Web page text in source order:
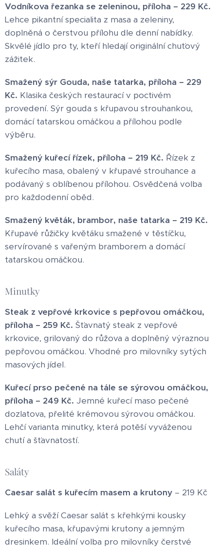
Vodníkova řezanka se zeleninou, příloha – 229 Kč.
Lehce pikantní specialita z masa a zeleniny,
doplněná o čerstvou přílohu dle denní nabídky.
Skvělé jídlo pro ty, kteří hledají originální chuťový
zážitek.
Smažený sýr Gouda, naše tatarka, příloha – 229
Kč. Klasika českých restaurací v poctivém
provedení. Sýr gouda s křupavou strouhankou,
domácí tatarskou omáčkou a přílohou podle
výběru.
Smažený kuřecí řízek, příloha – 219 Kč. Řízek z
kuřecího masa, obalený v křupavé strouhance a
podávaný s oblíbenou přílohou. Osvědčená volba
pro každodenní oběd.
Smažený květák, brambor, naše tatarka – 219 Kč.
Křupavé růžičky květáku smažené v těstíčku,
servírované s vařeným bramborem a domácí
tatarskou omáčkou.
Minutky
Steak z vepřové krkovice s pepřovou omáčkou,
příloha – 259 Kč. Šťavnatý steak z vepřové
krkovice, grilovaný do růžova a doplněný výraznou
pepřovou omáčkou. Vhodné pro milovníky sytých
masových jídel.
Kuřecí prso pečené na tále se sýrovou omáčkou,
příloha – 249 Kč. Jemné kuřecí maso pečené
dozlatova, přelité krémovou sýrovou omáčkou.
Lehčí varianta minutky, která potěší vyváženou
chutí a šťavnatostí.
Saláty
Caesar salát s kuřecím masem a krutony – 219 Kč
Lehký a svěží Caesar salát s křehkými kousky
kuřecího masa, křupavými krutony a jemným
dresinkem. Ideální volba pro milovníky čerstvé